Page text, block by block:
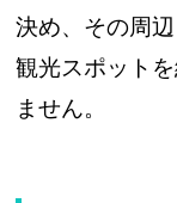
決め、その周
観光スポット
ません。